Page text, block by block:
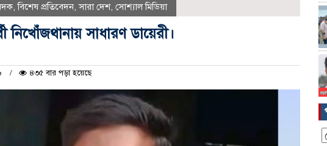
,বিশেষ প্রতিবেদন,সারা দেশ, সোশ্যাল মিডিয়া
নিখোঁজথানায় সাধারণ ডায়েরী।
৪৩৫ বার পড়া হয়েছে